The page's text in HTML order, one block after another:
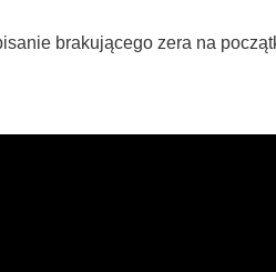
brakującego zera na